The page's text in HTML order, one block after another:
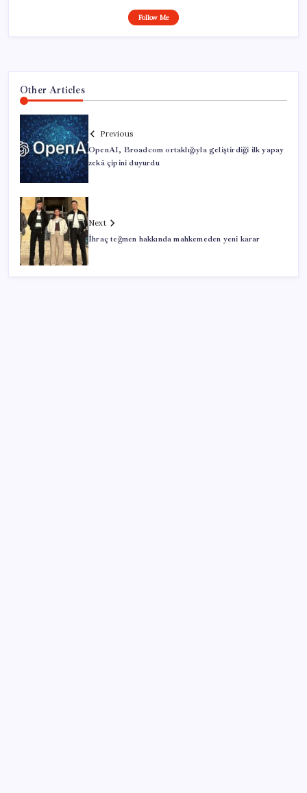
Follow Me
Other Articles
Previous
OpenAI, Broadcom ortaklığıyla geliştirdiği ilk yapay
zekâ çipini duyurdu
Next
İhraç teğmen hakkında mahkemeden yeni karar